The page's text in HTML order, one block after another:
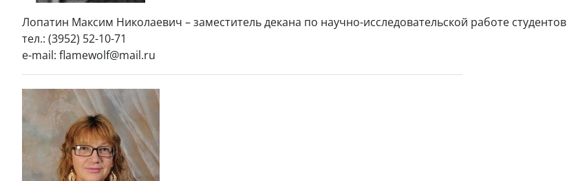
Лопатин Максим Николаевич – заместитель декана по научно-исследовательской работе студентов
тел.: (3952) 52-10-71
e-mail: flamewolf@mail.ru